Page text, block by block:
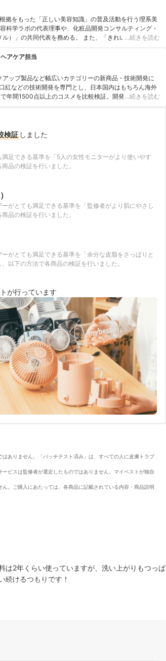
拠をもった「正しい美容知識」の普及活動を行う理系美
学ラボの代表理事や、化粧品開発コンサルティング・
）」の共同代表を務める。 また、「きれいになりたい
メディアにも多数出演し、情報を発信している。
…続きを読む
アケア担当
ップ製品など幅広いカテゴリーの新商品・技術開発に
紅などの技術開発を専門とし、日本国内はもちろん海外
年間1500点以上のコスメを比較検証。開発現場で培っ
…続きを読む
検証 しました
足できる基準を「5人の女性モニターがより使いやす
品の検証を行いました。
がとても満足できる基準を「監修者がより肌にやさし
品の検証を行いました。
がとても満足できる基準を「余分な皮脂をさっぱりと
以下の方法で各商品の検証を行いました。
が行っています
ありません。「パッチテスト済み」は、すべての人に皮膚トラブ
ビスは監修者が選定したものではありません。マイベストが独自
。ご購入にあたっては、各商品に記載されている内容・商品説明
は2年くらい使っていますが、洗い上がりもつっぱ
続けるつもりです！